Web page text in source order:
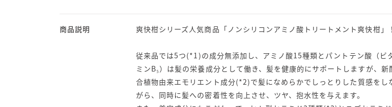
商品説明 爽快柑シリーズ人気商品「ノンシリコンアミノ酸トリートメント爽快柑」！
従来品では5つ(*1)の成分無添加し、アミノ酸15種類とパントテン酸（ビ
ミンB₅）は髪の栄養成分として働き、髪を健康的にサポートしますが、新
合植物由来エモリエント成分(*2)で髪になめらかでしっとりした質感をし
がら、同時に髪への密着性を向上させ、ツヤ、抱水性を与えます。